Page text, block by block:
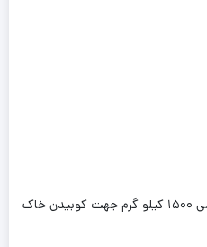
وزن ۹۰ کیلو گرم با قدرت ضربه اسمی ۱۵۰۰ کیلو گرم جهت کوبیدن خاک